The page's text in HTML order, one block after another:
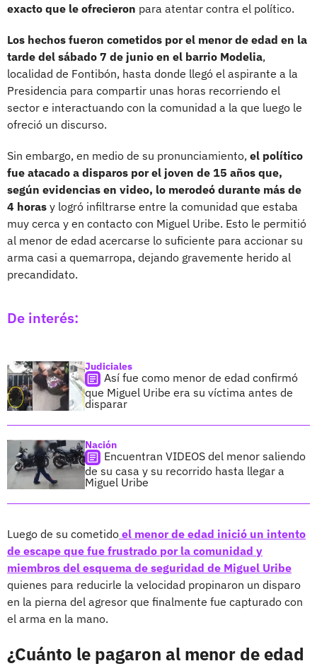
exacto que le ofrecieron para atentar contra el político.
Los hechos fueron cometidos por el menor de edad en la
tarde del sábado 7 de junio en el barrio Modelia,
localidad de Fontibón, hasta donde llegó el aspirante a la
Presidencia para compartir unas horas recorriendo el
sector e interactuando con la comunidad a la que luego le
ofreció un discurso.
Sin embargo, en medio de su pronunciamiento, el político
fue atacado a disparos por el joven de 15 años que,
según evidencias en video, lo merodeó durante más de
4 horas y logró infiltrarse entre la comunidad que estaba
muy cerca y en contacto con Miguel Uribe. Esto le permitió
al menor de edad acercarse lo suficiente para accionar su
arma casi a quemarropa, dejando gravemente herido al
precandidato.
De interés:
Judiciales
Así fue como menor de edad confirmó
que Miguel Uribe era su víctima antes de
disparar
Nación
Encuentran VIDEOS del menor saliendo
de su casa y su recorrido hasta llegar a
Miguel Uribe
Luego de su cometido el menor de edad inició un intento
de escape que fue frustrado por la comunidad y
miembros del esquema de seguridad de Miguel Uribe
quienes para reducirle la velocidad propinaron un disparo
en la pierna del agresor que finalmente fue capturado con
el arma en la mano.
¿Cuánto le pagaron al menor de edad